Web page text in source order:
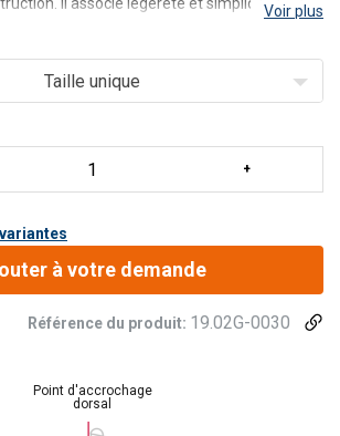
permettent de mettre et d´
Voir plus
Taille unique
à votre demande
Référence du produit: 19.02G-0030
Point d'accrochage
dorsal